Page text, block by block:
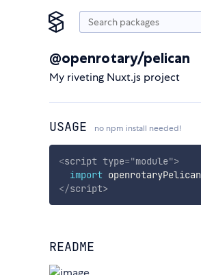
@openrotary/pelican
My riveting Nuxt.js project
USAGE no npm install needed!
<script type="module">
import openrotaryPelican
</script>
README